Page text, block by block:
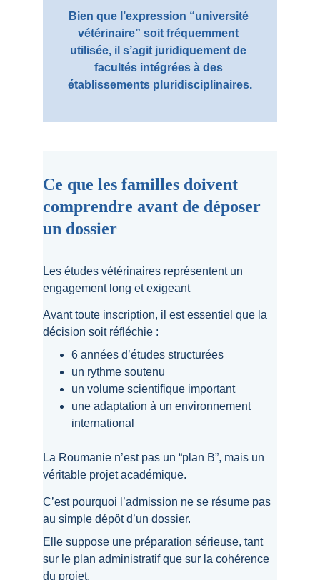
Bien que l’expression “université
vétérinaire” soit fréquemment
utilisée, il s’agit juridiquement de
facultés intégrées à des
établissements pluridisciplinaires.
Ce que les familles doivent
comprendre avant de déposer
un dossier
Les études vétérinaires représentent un
engagement long et exigeant
Avant toute inscription, il est essentiel que la
décision soit réfléchie :
6 années d’études structurées
un rythme soutenu
un volume scientifique important
une adaptation à un environnement
international
La Roumanie n’est pas un “plan B”, mais un
véritable projet académique.
C’est pourquoi l’admission ne se résume pas
au simple dépôt d’un dossier.
Elle suppose une préparation sérieuse, tant
sur le plan administratif que sur la cohérence
du projet.